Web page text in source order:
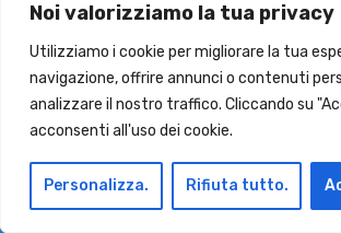
Noi valorizziamo la tua privacy
Utilizziamo i cookie per migliorare la tua
navigazione, offrire annunci o contenuti
analizzare il nostro traffico. Cliccando su
acconsenti all'uso dei cookie.
Personalizza. Rifiuta tutto.
WW11DB7B94GE/U3: la
Samsung Asciugatrice AI